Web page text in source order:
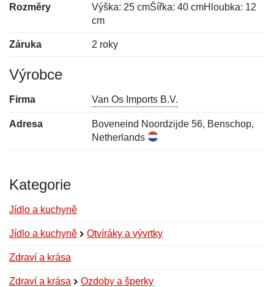
Rozměry
Výška: 25 cmŠířka: 40 cmHloubka: 12
cm
Záruka 2 roky
Výrobce
Firma Van Os Imports B.V.
Adresa
Boveneind Noordzijde 56, Benschop,
Netherlands
Kategorie
Jídlo a kuchyně
Jídlo a kuchyně Otvíráky a vývrtky
Zdraví a krása
Zdraví a krása Ozdoby a šperky